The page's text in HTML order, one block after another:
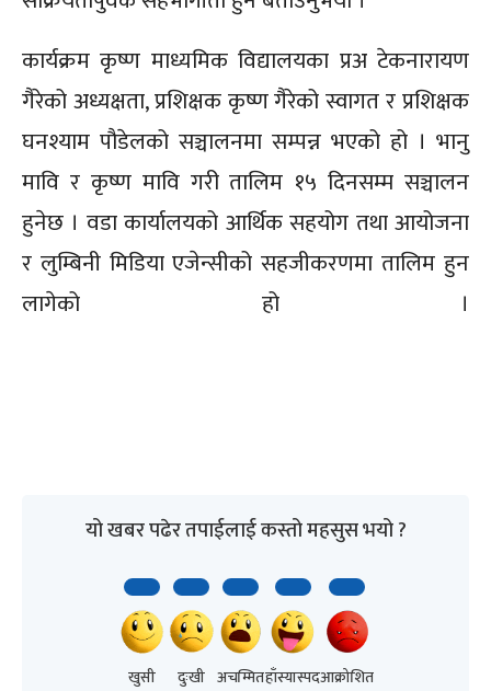
कार्यक्रम कृष्ण माध्यमिक विद्यालयका प्रअ टेकनारायण
गैरेको अध्यक्षता, प्रशिक्षक कृष्ण गैरेको स्वागत र प्रशिक्षक
घनश्याम पौडेलको सञ्चालनमा सम्पन्न भएको हो । भानु
मावि र कृष्ण मावि गरी तालिम १५ दिनसम्म सञ्चालन
हुनेछ । वडा कार्यालयको आर्थिक सहयोग तथा आयोजना
र लुम्बिनी मिडिया एजेन्सीको सहजीकरणमा तालिम हुन
लागेको हो ।
यो खबर पढेर तपाईलाई कस्तो महसुस भयो ?
खुसी दुःखी अचम्मितहाँस्यास्पदआक्रोशित